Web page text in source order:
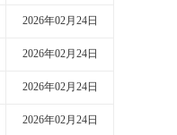
2026年02月24日
2026年02月24日
2026年02月24日
2026年02月24日